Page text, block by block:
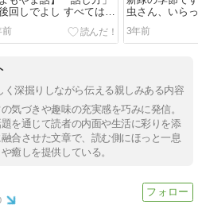
回しでよし すべては
で片付きます
前
虫さん、いら
3年前
く深掘りしながら伝える親しみある内容
気づきや趣味の充実感を巧みに発信。
を通じて読者の内面や生活に彩りを添
合させた文章で、読む側にほっと一息
癒しを提供している。